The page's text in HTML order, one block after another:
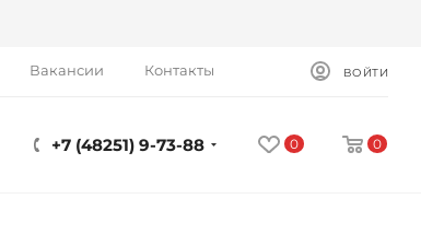
Вакансии Контакты ВОЙТИ
0 0
+7 (48251) 9-73-88